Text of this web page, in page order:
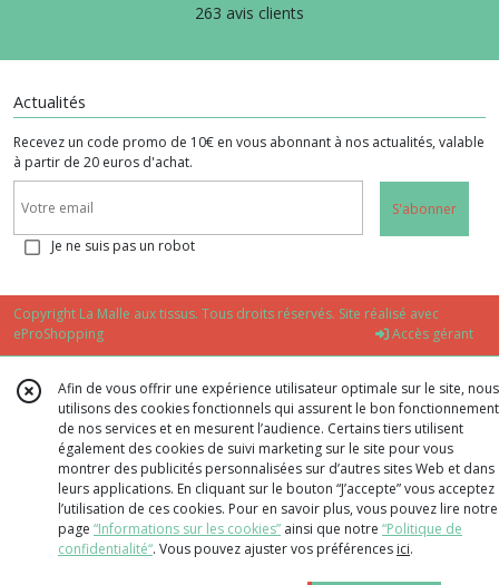
263 avis clients
Actualités
Recevez un code promo de 10€ en vous abonnant à nos actualités, valable
à partir de 20 euros d'achat.
S'abonner
Je ne suis pas un robot
Copyright La Malle aux tissus. Tous droits réservés. Site réalisé avec
eProShopping
Accès gérant
Afin de vous offrir une expérience utilisateur optimale sur le site, nous
utilisons des cookies fonctionnels qui assurent le bon fonctionnement
de nos services et en mesurent l’audience. Certains tiers utilisent
également des cookies de suivi marketing sur le site pour vous
montrer des publicités personnalisées sur d’autres sites Web et dans
leurs applications. En cliquant sur le bouton “J’accepte” vous acceptez
l’utilisation de ces cookies. Pour en savoir plus, vous pouvez lire notre
page “Informations sur les cookies” ainsi que notre “Politique de
confidentialité“. Vous pouvez ajuster vos préférences ici.